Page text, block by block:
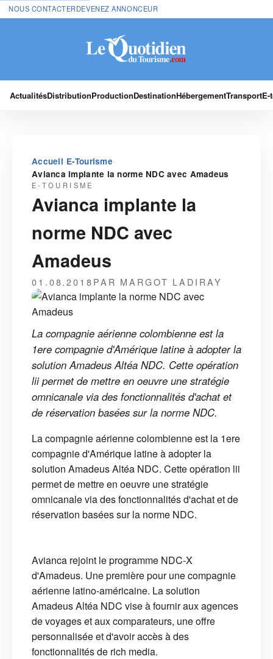
NOUS CONTACTERDEVENEZ ANNONCEUR
ActualitésDistributionProductionDestinationHébergementTransport
Accueil›E-Tourisme›
Avianca implante la norme NDC avec Amadeus
E-TOURISME
Avianca implante la
norme NDC avec
Amadeus
01.08.2018PAR MARGOT LADIRAY
La compagnie aérienne colombienne est la
1ere compagnie d'Amérique latine à adopter la
solution Amadeus Altéa NDC. Cette opération
lii permet de mettre en oeuvre une stratégie
omnicanale via des fonctionnalités d'achat et
de réservation basées sur la norme NDC.
La compagnie aérienne colombienne est la 1ere
compagnie d'Amérique latine à adopter la
solution Amadeus Altéa NDC. Cette opération lii
permet de mettre en oeuvre une stratégie
omnicanale via des fonctionnalités d'achat et de
réservation basées sur la norme NDC.
Avianca rejoint le programme NDC-X
d'Amadeus. Une première pour une compagnie
aérienne latino-américaine. La solution
Amadeus Altéa NDC vise à fournir aux agences
de voyages et aux comparateurs, une offre
personnalisée et d'avoir accès à des
fonctionnalités de rich media.